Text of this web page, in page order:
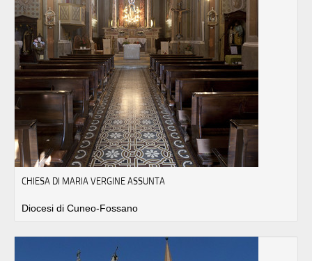
CHIESA DI MARIA VERGINE ASSUNTA
Diocesi di Cuneo-Fossano